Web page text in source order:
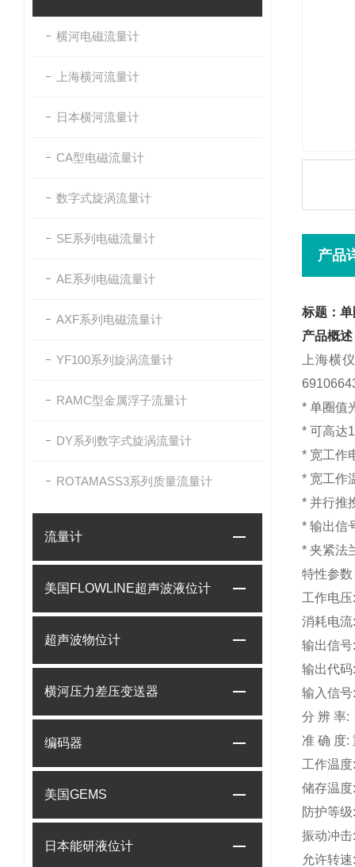
横河电磁流量计
上海横河流量计
日本横河流量计
CA型电磁流量计
数字式旋涡流量计
SE系列电磁流量计
AE系列电磁流量计
AXF系列电磁流量计
YF100系列旋涡流量计
RAMC型金属浮子流量计
DY系列数字式旋涡流量计
ROTAMASS3系列质量流量计
流量计
美国FLOWLINE超声波液位计
超声波物位计
横河压力差压变送器
编码器
美国GEMS
日本能研液位计
产品
标题：
产品概述
上海横
* 单圈值
* 可高达
* 宽工作
* 宽工作
* 并行推
* 输出信
* 夹紧法
特性参数
工作电
消耗电
输出信
输出代
输入信
分 辨 率:
准 确 度:
工作温
储存温
防护等
振动冲
允许转